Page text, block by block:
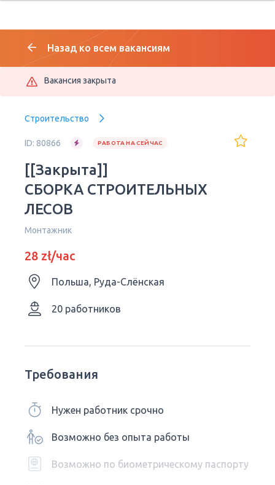
Назад ко всем вакансиям
Вакансия закрыта
Строительство
ID: 80866 РАБОТА НА СЕЙЧАС
[[Закрыта]]
СБОРКА СТРОИТЕЛЬНЫХ
ЛЕСОВ
Монтажник
28 zł/час
Польша, Руда-Слёнская
20 работников
Требования
Нужен работник срочно
Возможно без опыта работы
Возможно по биометрическому паспорту